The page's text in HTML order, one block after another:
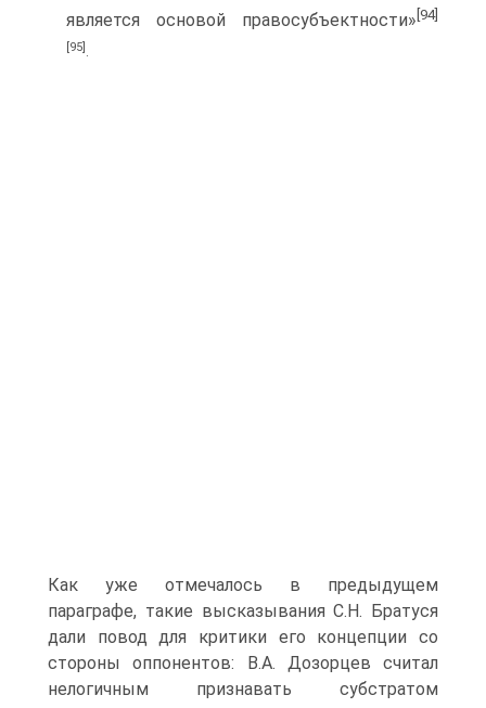
является основой правосубъектности» [94]
[95]
Как уже отме­чалось в предыдущем
параграфе, такие высказывания С.Н. Братуся
дали повод для критики его концепции со
стороны оппонентов: В.А. Дозорцев считал
нелогичным признавать субстратом